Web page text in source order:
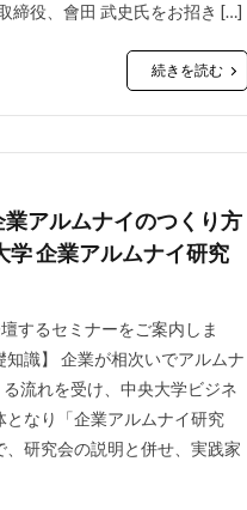
締役、會田 武史氏をお招き […]
続きを読む
アルムナイのつくり方
企業アルムナイ研究
するセミナーをご案内しま
識】 企業が相次いでアルムナ
流れを受け、中央大学ビジネ
なり「企業アルムナイ研究
研究会の説明と併せ、実践家